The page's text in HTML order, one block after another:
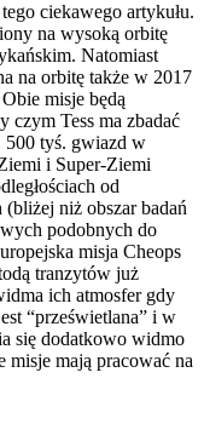
ciekawego artykułu.
na wysoką orbitę
Natomiast
na orbitę także w 2017
misje będą
czym Tess ma zbadać
500 tyś. gwiazd w
i Super-Ziemi
od
niż obszar badań
podobnych do
misja Cheops
tranzytów już
ich atmosfer gdy
“prześwietlana” i w
się dodatkowo widmo
misje mają pracować na